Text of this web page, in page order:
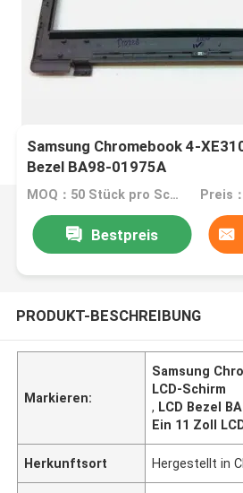
Samsung Chromebook 4-
Bezel BA98-01975A
MOQ：50 Stück pro Schachtel Preis
Bestpreis
PRODUKT-BESCHREIBUNG
Markieren:
Samsung
LCD-Schirm
, LCD Bezel
Ein 11 Zoll
Herkunftsort Hergestellt in